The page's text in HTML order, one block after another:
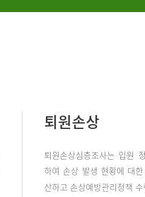
퇴원손상
퇴원손상심층조사는 입원
하여 손상 발생 현황에 대
산하고 손상예방관리정책